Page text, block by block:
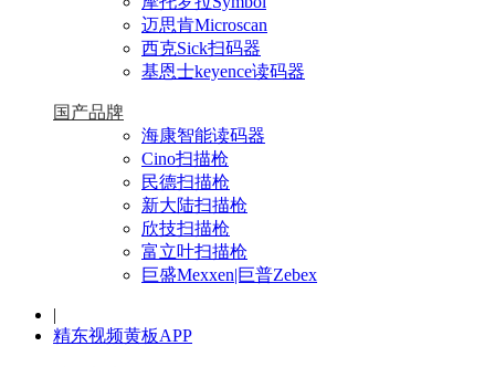
迈思肯Microscan
西克Sick扫码器
基恩士keyence读码器
国产品牌
海康智能读码器
Cino扫描枪
民德扫描枪
新大陆扫描枪
欣技扫描枪
富立叶扫描枪
巨盛Mexxen|巨普Zebex
|
精东视频黄板APP